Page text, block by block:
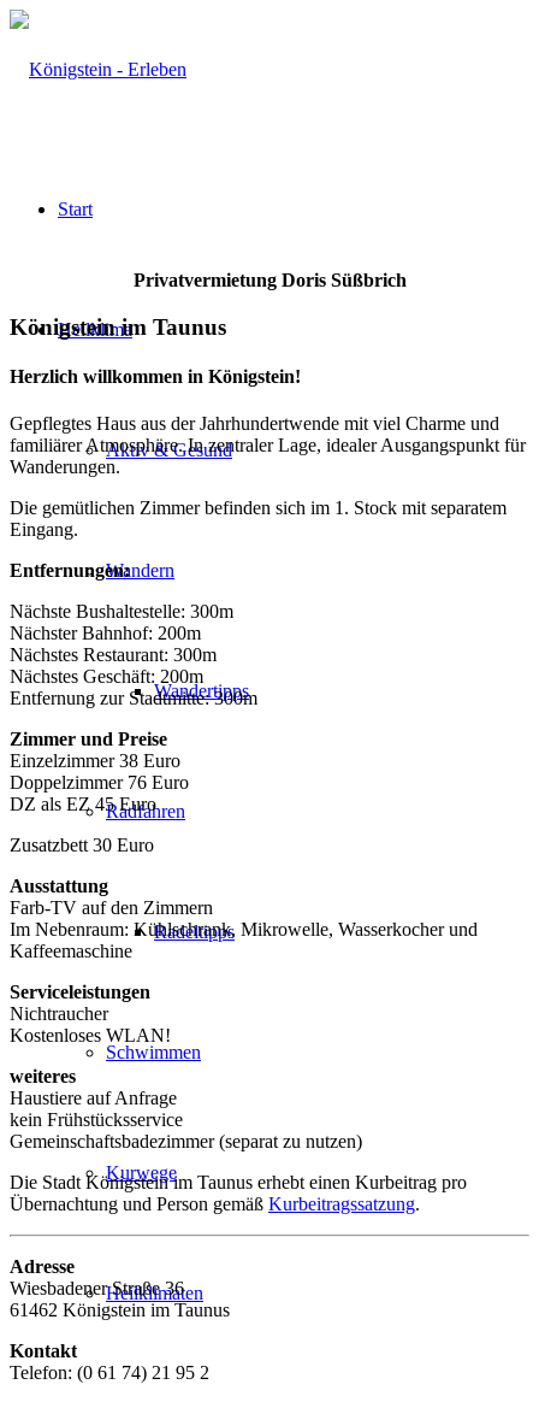
Start
Heilklima
Aktiv & Gesund
Wandern
Wandertipps
Radfahren
Radeltipps
Schwimmen
Kurwege
Heilklimaten
Privatvermietung Doris Süßbrich
Königstein im Taunus
Herzlich willkommen in Königstein!
Gepflegtes Haus aus der Jahrhundertwende mit viel Charme und
familiärer Atmosphäre. In zentraler Lage, idealer Ausgangspunkt für
Wanderungen.
Die gemütlichen Zimmer befinden sich im 1. Stock mit separatem
Eingang.
Entfernungen:
Nächste Bushaltestelle: 300m
Nächster Bahnhof: 200m
Nächstes Restaurant: 300m
Nächstes Geschäft: 200m
Entfernung zur Stadtmitte: 300m
Zimmer und Preise
Einzelzimmer 38 Euro
Doppelzimmer 76 Euro
DZ als EZ 45 Euro
Zusatzbett 30 Euro
Ausstattung
Farb-TV auf den Zimmern
Im Nebenraum: Kühlschrank, Mikrowelle, Wasserkocher und
Kaffeemaschine
Serviceleistungen
Nichtraucher
Kostenloses WLAN!
weiteres
Haustiere auf Anfrage
kein Frühstücksservice
Gemeinschaftsbadezimmer (separat zu nutzen)
Die Stadt Königstein im Taunus erhebt einen Kurbeitrag pro
Übernachtung und Person gemäß Kurbeitragssatzung.
Adresse
Wiesbadener Straße 36
61462 Königstein im Taunus
Kontakt
Telefon: (0 61 74) 21 95 2